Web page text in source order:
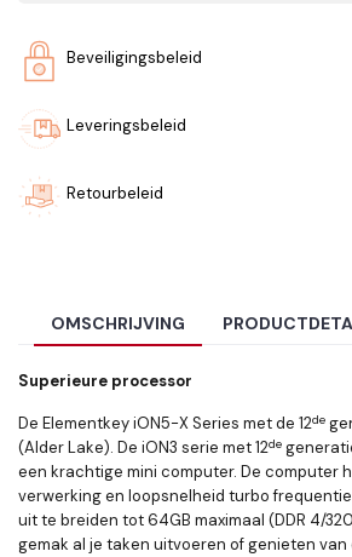
Beveiligingsbeleid
Leveringsbeleid
Retourbeleid
OMSCHRIJVING
Superieure processor
De Elementkey iON5-X Series met de 12de
(Alder Lake). De iON3 serie met 12de
een krachtige mini computer. De computer
verwerking en loopsnelheid turbo frequentie
uit te breiden tot 64GB maximaal (DDR 4/
gemak al je taken uitvoeren of genieten